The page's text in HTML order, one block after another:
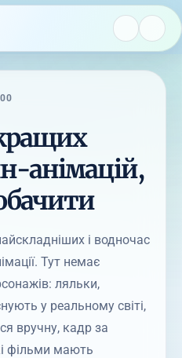
анімацій,
і водночас
Тут немає
ляльки,
у реальному світі,
вручну, кадр за
фільми мають